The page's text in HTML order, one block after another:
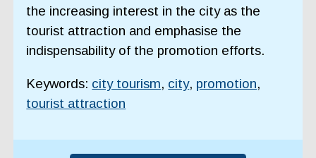
the increasing interest in the city as the
tourist attraction and emphasise the
indispensability of the promotion efforts.
Keywords: city tourism, city, promotion,
tourist attraction